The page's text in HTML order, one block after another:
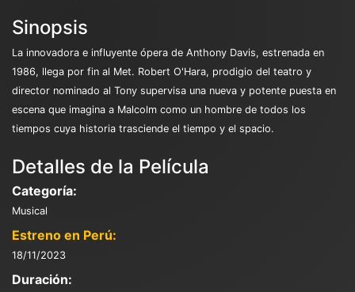
Sinopsis
La innovadora e influyente ópera de Anthony Davis, estrenada en
1986, llega por fin al Met. Robert O'Hara, prodigio del teatro y
director nominado al Tony supervisa una nueva y potente puesta en
escena que imagina a Malcolm como un hombre de todos los
tiempos cuya historia trasciende el tiempo y el spacio.
Detalles de la Película
Categoría:
Musical
Estreno en Perú:
18/11/2023
Duración: